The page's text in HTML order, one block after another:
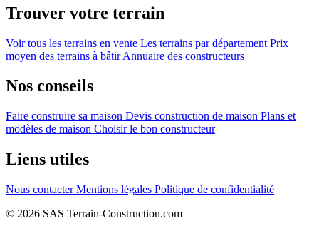
Trouver votre terrain
Voir tous les terrains en vente Les terrains par département Prix
moyen des terrains à bâtirAnnuaire des constructeurs
Nos conseils
Faire construire sa maison Devis construction de maison Plans et
modèles de maison Choisir le bon constructeur
Liens utiles
Nous contacterMentions légales Politique de confidentialité
© 2026 SAS Terrain-Construction.com